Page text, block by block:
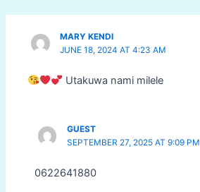
MARY KENDI
JUNE 18, 2024 AT 4:23 AM
Utakuwa nami milele
GUEST
SEPTEMBER 27, 2025 AT 9:09 PM
0622641880